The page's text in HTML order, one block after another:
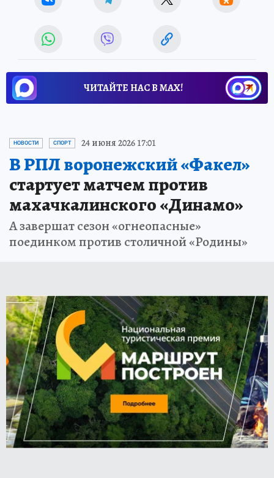
ЧИТАЙТЕ НАС В МАХ!
НОВОСТИ СПОРТ 24 июня 2026 17:01
В РПЛ воронежский «Факел»
стартует матчем против
махачкалинского «Динамо»
А завершат сезон «огнеопасные»
поединком против столичной «Родины»